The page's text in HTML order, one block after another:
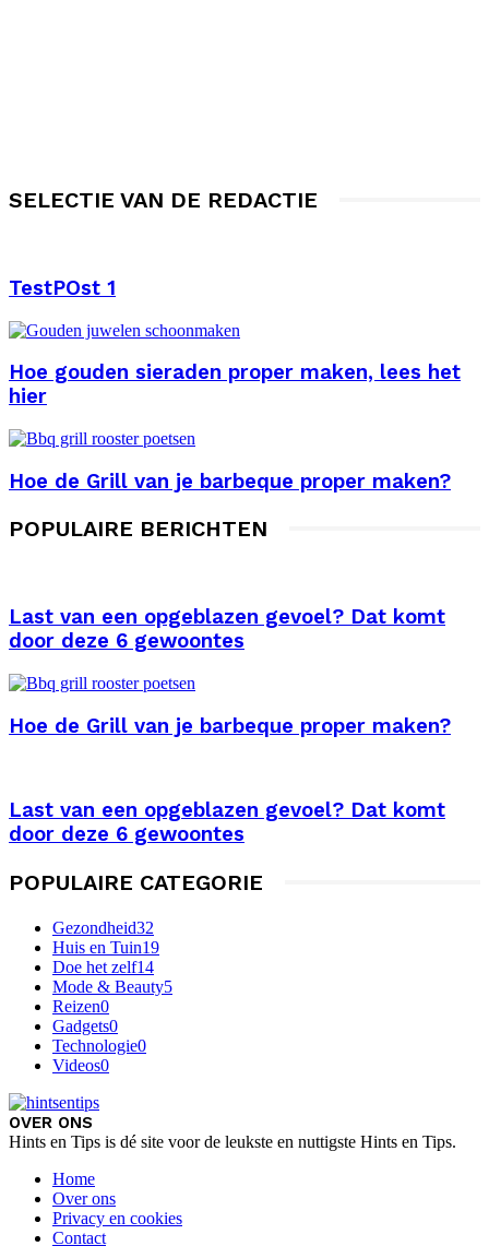
SELECTIE VAN DE REDACTIE
TestPOst 1
Hoe gouden sieraden proper maken, lees het
hier
Hoe de Grill van je barbeque proper maken?
POPULAIRE BERICHTEN
Last van een opgeblazen gevoel? Dat komt
door deze 6 gewoontes
Hoe de Grill van je barbeque proper maken?
Last van een opgeblazen gevoel? Dat komt
door deze 6 gewoontes
POPULAIRE CATEGORIE
Gezondheid32
Huis en Tuin19
Doe het zelf14
Mode & Beauty5
Reizen0
Gadgets0
Technologie0
Videos0
OVER ONS
Hints en Tips is dé site voor de leukste en nuttigste Hints en Tips.
Home
Over ons
Privacy en cookies
Contact